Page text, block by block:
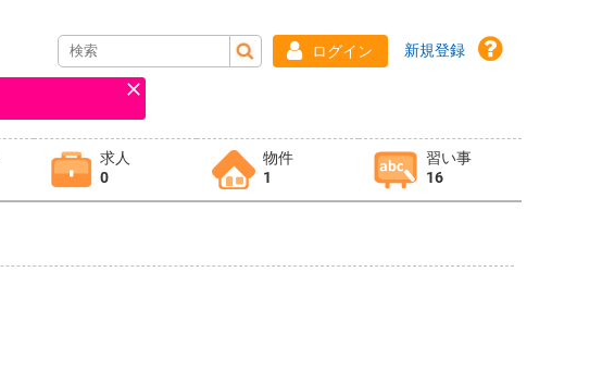
ログイン 新規登録
求人
0
物件
1
習い事
16